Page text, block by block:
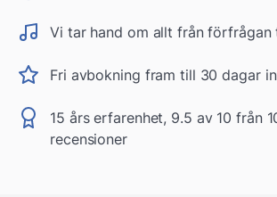
Vi tar hand om allt från förfrågan
Fri avbokning fram till 30 dagar
15 års erfarenhet, 9.5 av 10 från
recensioner